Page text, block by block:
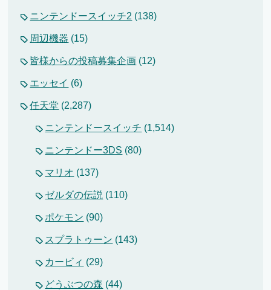
ニンテンドースイッチ2 (138)
周辺機器 (15)
皆様からの投稿募集企画 (12)
エッセイ (6)
任天堂 (2,287)
ニンテンドースイッチ (1,514)
ニンテンドー3DS (80)
マリオ (137)
ゼルダの伝説 (110)
ポケモン (90)
スプラトゥーン (143)
カービィ (29)
どうぶつの森 (44)